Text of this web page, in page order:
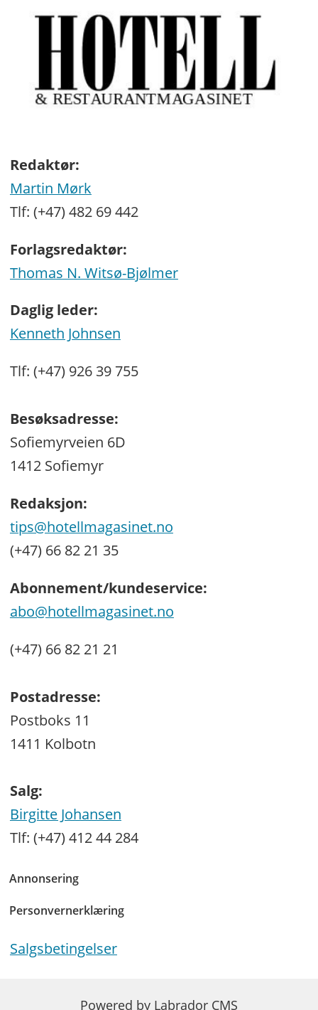
Redaktør:
Martin Mørk
Tlf: (+47) 482 69 442
Forlagsredaktør:
Thomas N. Witsø-Bjølmer
Daglig leder:
Kenneth Johnsen
Tlf: (+47) 926 39 755
Besøksadresse:
Sofiemyrveien 6D
1412 Sofiemyr
Redaksjon:
tips@hotellmagasinet.no
(+47) 66 82 21 35
Abonnement/kundeservice:
abo@hotellmagasinet.no
(+47) 66 82 21 21
Postadresse:
Postboks 11
1411 Kolbotn
Salg:
Birgitte Johansen
Tlf: (+47) 412 44 284
Annonsering
Personvernerklæring
Salgsbetingelser
Powered by Labrador CMS